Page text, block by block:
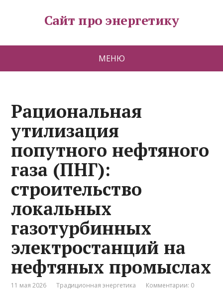
Сайт про энергетику
МЕНЮ
Рациональная
утилизация
попутного нефтяного
газа (ПНГ):
строительство
локальных
газотурбинных
электростанций на
нефтяных промыслах
11 мая 2026 Традиционная энергетика Комментарии: 0